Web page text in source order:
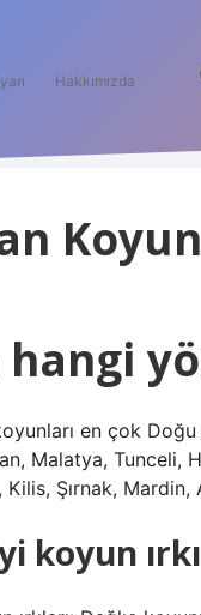
Hakkımızda
en çok
Malatya,
Şırnak,
koyun